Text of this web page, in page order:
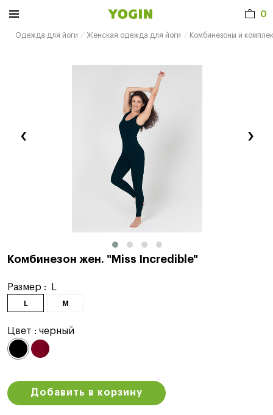
0
Одежда для йоги Женская одежда для йоги Комбинезоны и
‹ ›
Комбинезон жен. "Miss Incredible"
Размер : L
L M
Цвет : черный
Добавить в корзину